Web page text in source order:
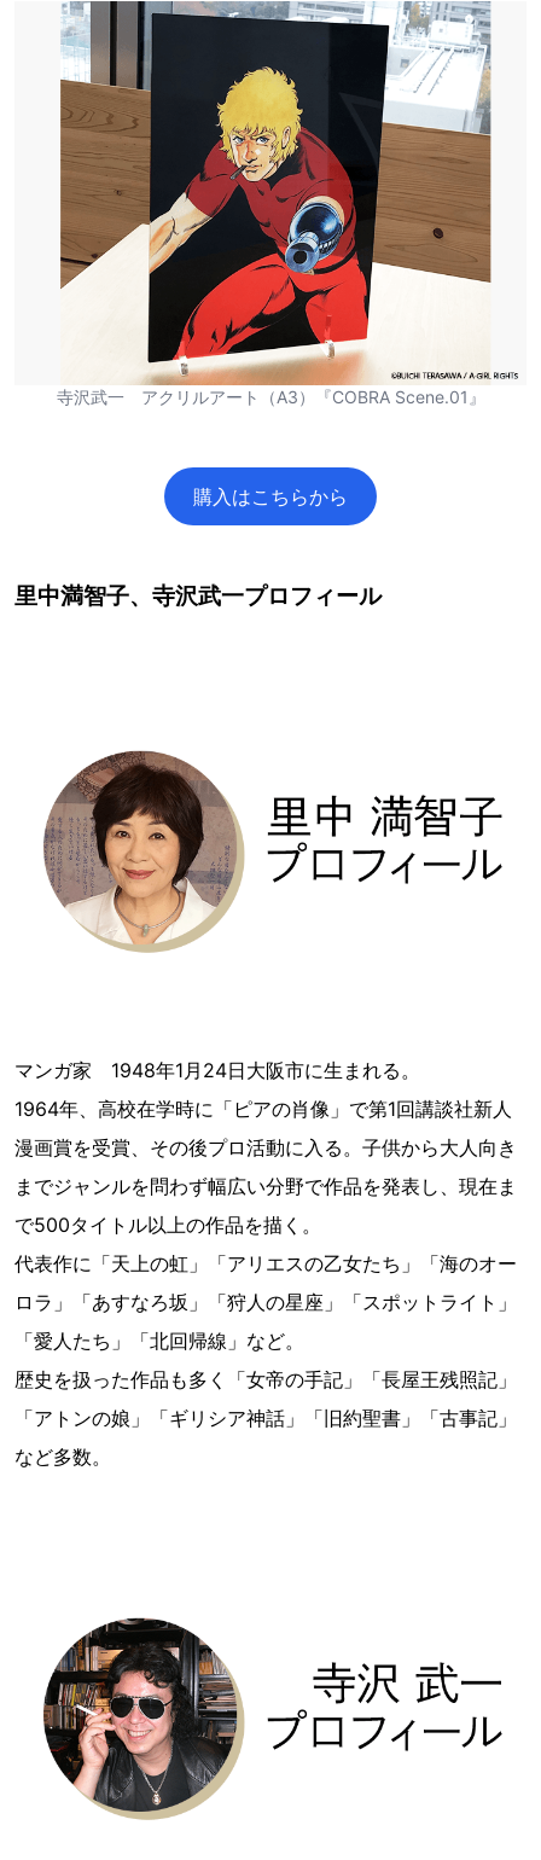
寺沢武一 アクリルアート（A3）『COBRA Scene.01』
購入はこちらから
里中満智子、寺沢武一プロフィール
マンガ家 1948年1月24日大阪市に生まれる。
1964年、高校在学時に「ピアの肖像」で第1回講談社新人
漫画賞を受賞、その後プロ活動に入る。子供から大人向き
までジャンルを問わず幅広い分野で作品を発表し、現在ま
で500タイトル以上の作品を描く。
代表作に「天上の虹」「アリエスの乙女たち」「海のオー
ロラ」「あすなろ坂」「狩人の星座」「スポットライト」
「愛人たち」「北回帰線」など。
歴史を扱った作品も多く「女帝の手記」「長屋王残照記」
「アトンの娘」「ギリシア神話」「旧約聖書」「古事記」
など多数。